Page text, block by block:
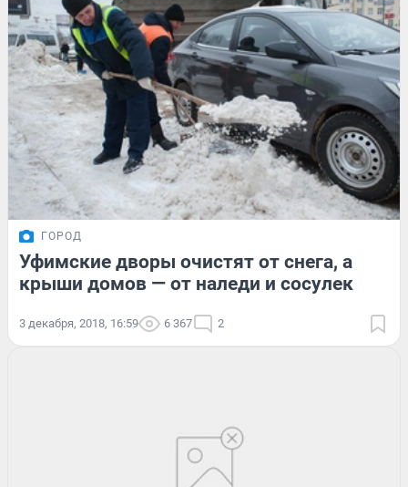
ГОРОД
Уфимские дворы очистят от снега, а
крыши домов — от наледи и сосулек
3 декабря, 2018, 16:59 6 367 2